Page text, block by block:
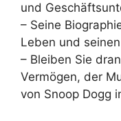
und
– Seine
Leben und
– Bleiben Sie
Vermögen, der
von Snoop Dogg